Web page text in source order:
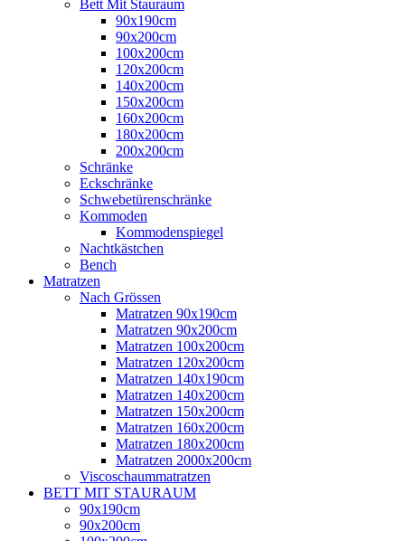
Bett Mit Stauraum
90x190cm
90x200cm
100x200cm
120x200cm
140x200cm
150x200cm
160x200cm
180x200cm
200x200cm
Schränke
Eckschränke
Schwebetürenschränke
Kommoden
Kommodenspiegel
Nachtkästchen
Bench
Matratzen
Nach Grössen
Matratzen 90x190cm
Matratzen 90x200cm
Matratzen 100x200cm
Matratzen 120x200cm
Matratzen 140x190cm
Matratzen 140x200cm
Matratzen 150x200cm
Matratzen 160x200cm
Matratzen 180x200cm
Matratzen 2000x200cm
Viscoschaummatratzen
BETT MIT STAURAUM
90x190cm
90x200cm